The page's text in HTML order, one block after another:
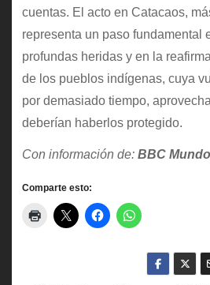
cuentas. El acto en Catacaos,
representa un paso fundamental
profundas heridas y en la
de los pueblos indígenas, cuya
por demasiado tiempo,
deberían haberlos protegido.
Con información de: BBC Mundo
Comparte esto: